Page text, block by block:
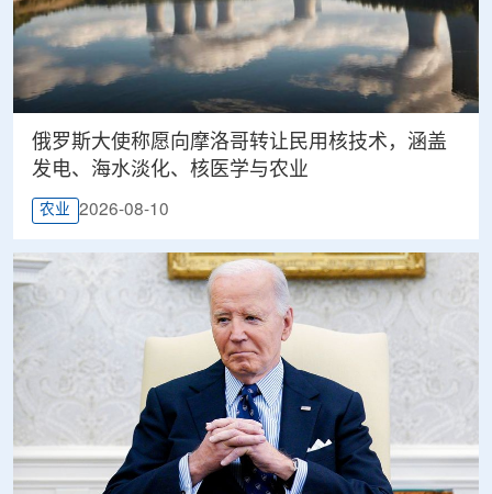
俄罗斯大使称愿向摩洛哥转让民用核技术，涵盖
发电、海水淡化、核医学与农业
农业 2026-08-10